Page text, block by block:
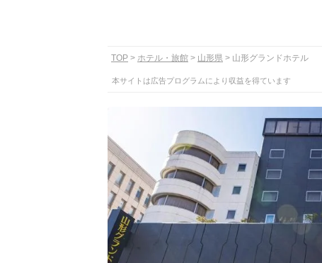
TOP ホテル・旅館 山形県 山形グランドホテル
本サイトは広告プログラムにより収益を得ています